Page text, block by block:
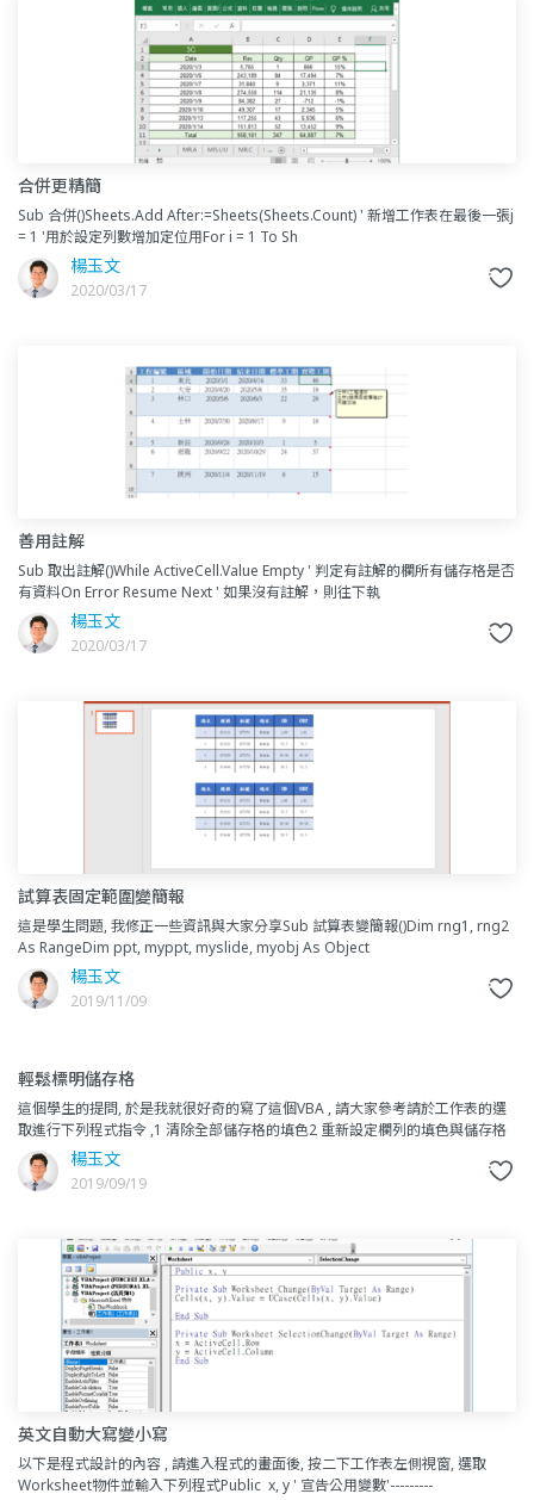
合併更精簡
Sub 合併()Sheets.Add After:=Sheets(Sheets.Count) ' 新增工作表在最後一張j
= 1 '用於設定列數增加定位用For i = 1 To Sh
楊玉文
2020/03/17
善用註解
Sub 取出註解()While ActiveCell.Value Empty ' 判定有註解的欄所有儲存格是否
有資料On Error Resume Next ' 如果沒有註解，則往下執
楊玉文
2020/03/17
試算表固定範圍變簡報
這是學生問題, 我修正一些資訊與大家分享Sub 試算表變簡報()Dim rng1, rng2
As RangeDim ppt, myppt, myslide, myobj As Object
楊玉文
2019/11/09
輕鬆標明儲存格
這個學生的提問, 於是我就很好奇的寫了這個VBA , 請大家參考請於工作表的選
取進行下列程式指令 ,1 清除全部儲存格的填色2 重新設定欄列的填色與儲存格
的填色Private Sub Workshee
楊玉文
2019/09/19
英文自動大寫變小寫
以下是程式設計的內容 , 請進入程式的畫面後, 按二下工作表左側視窗, 選取
Worksheet物件並輸入下列程式Public x, y ' 宣告公用變數'---------